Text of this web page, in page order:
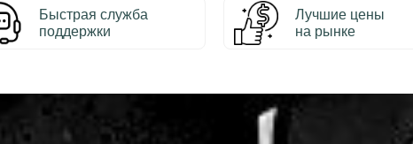
Быстрая служба
поддержки
Лучшие цены
на рынке